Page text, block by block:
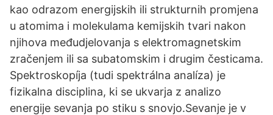
kao odrazom energijskih ili strukturnih promjena
u atomima i molekulama kemijskih tvari nakon
njihova međudjelovanja s elektromagnetskim
zračenjem ili sa subatomskim i drugim česticama.
Spektroskopíja (tudi spektrálna analíza) je
fizikalna disciplina, ki se ukvarja z analizo
energije sevanja po stiku s snovjo.Sevanje je v